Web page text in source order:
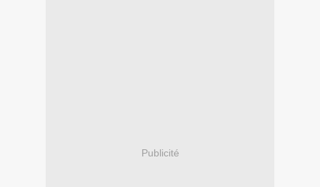
Publicité